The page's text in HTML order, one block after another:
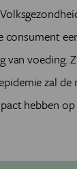
consument
van voeding.
zal
hebben